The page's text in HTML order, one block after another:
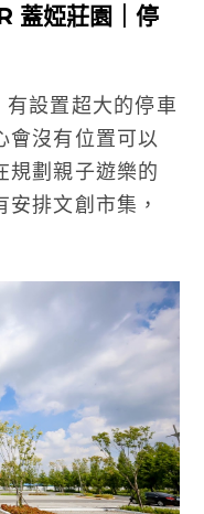
蓋婭莊園｜停
有設置超大的停車
會沒有位置可以
規劃親子遊樂的
排文創市集，